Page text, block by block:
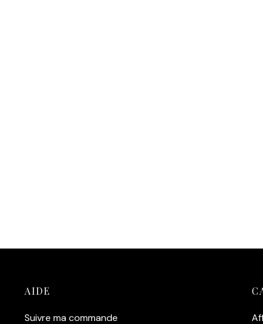
AIDE
Suivre ma commande